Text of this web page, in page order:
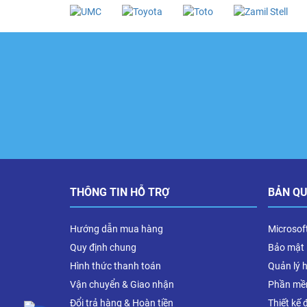
THÔNG TIN HỖ TRỢ
Hướng dẫn mua hàng
Quy định chung
Hình thức thanh toán
Vận chuyển & Giao nhận
Đổi trả hàng & Hoàn tiền
BẢN
Bảo mật
Quản lý
Phần
Thiết kế